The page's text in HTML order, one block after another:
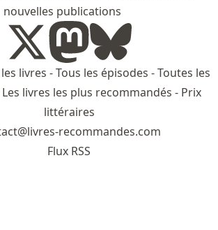
nouvelles publications
livres -Tous les épisodes -Toutes les
Les livres les plus recommandés - Prix
littéraires
recommandes.com
Flux RSS